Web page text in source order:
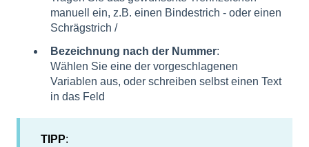
manuell ein, z.B. einen Bindestrich - oder einen
Schrägstrich /
Bezeichnung nach der Nummer:
Wählen Sie eine der vorgeschlagenen
Variablen aus, oder schreiben selbst einen Text
in das Feld
TIPP: